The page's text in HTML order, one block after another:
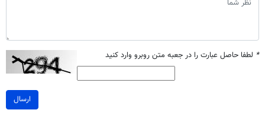
* لطفا حاصل عبارت را در جعبه متن روبرو وارد کنید
ارسال